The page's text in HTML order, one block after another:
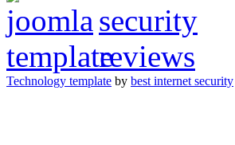
Technology template by best internet security